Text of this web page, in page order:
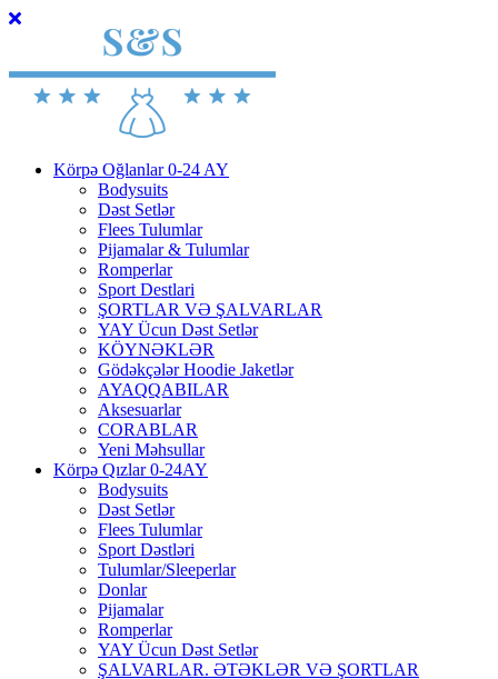
Körpə Oğlanlar 0-24 AY
Bodysuits
Dəst Setlər
Flees Tulumlar
Pijamalar & Tulumlar
Romperlar
Sport Destlari
ŞORTLAR VƏ ŞALVARLAR
YAY Ücun Dəst Setlər
KÖYNƏKLƏR
Gödəkçələr Hoodie Jaketlər
AYAQQABILAR
Aksesuarlar
CORABLAR
Yeni Məhsullar
Körpə Qızlar 0-24AY
Bodysuits
Dəst Setlər
Flees Tulumlar
Sport Dəstləri
Tulumlar/Sleeperlar
Donlar
Pijamalar
Romperlar
YAY Ücun Dəst Setlər
ŞALVARLAR. ƏTƏKLƏR VƏ ŞORTLAR